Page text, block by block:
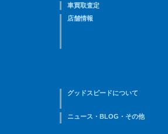
車買取査定
店舗情報
グッドスピードについて
ニュース・BLOG・その他